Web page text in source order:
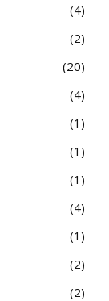
4
2
20
4
1
1
1
4
1
2
2